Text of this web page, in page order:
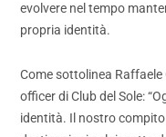
evolvere nel tempo
propria identità.
Come sottolinea Raffaele
officer di Club del Sole:
identità. Il nostro compito